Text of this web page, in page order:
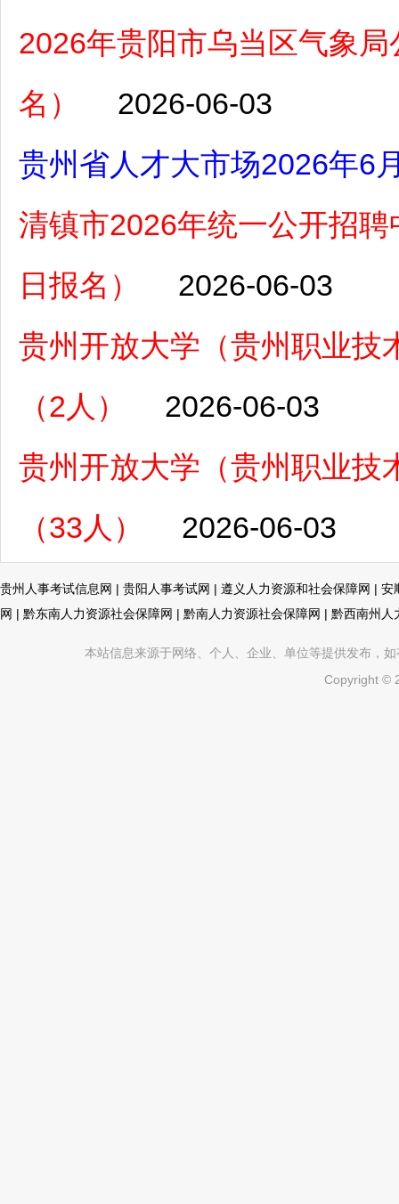
2026年贵阳市乌当区气象
名）
2026-06-03
贵州省人才大市场2026年6
清镇市2026年统一公开招
日报名）
2026-06-03
贵州开放大学（贵州职业技
（2人）
2026-06-03
贵州开放大学（贵州职业技
（33人）
2026-06-03
贵州人事考试信息网 | 贵阳人事考试网 | 遵义人力资源和社会保障网 | 安
网 | 黔东南人力资源社会保障网 | 黔南人力资源社会保障网 | 黔西南州人
本站信息来源于网络、个人、企业、单位等提供发布，
Copyright ©